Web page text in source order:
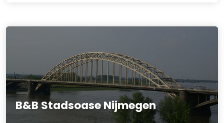
B&B Stadsoase Nijmegen